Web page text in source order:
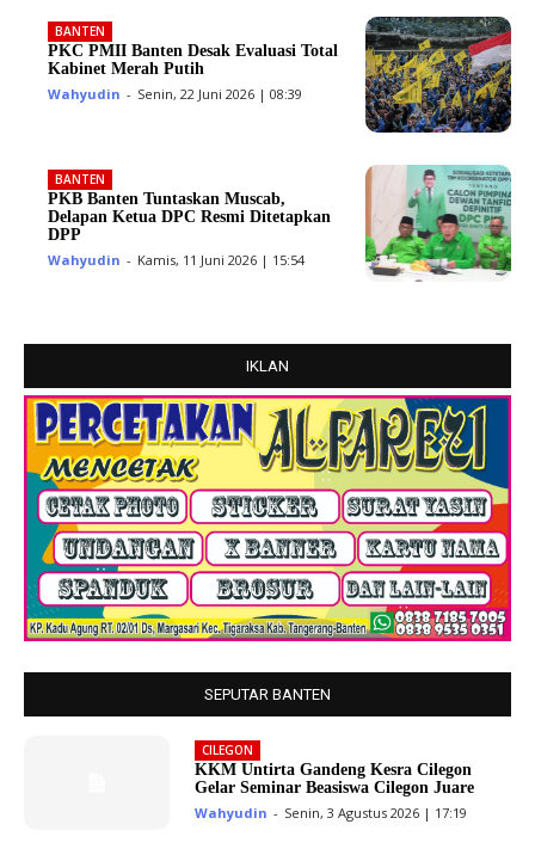
BANTEN
PKC PMII Banten Desak Evaluasi Total
Kabinet Merah Putih
Wahyudin - Senin, 22 Juni 2026 | 08:39
BANTEN
PKB Banten Tuntaskan Muscab,
Delapan Ketua DPC Resmi Ditetapkan
DPP
Wahyudin - Kamis, 11 Juni 2026 | 15:54
IKLAN
SEPUTAR BANTEN
CILEGON
KKM Untirta Gandeng Kesra Cilegon
Gelar Seminar Beasiswa Cilegon Juare
Wahyudin - Senin, 3 Agustus 2026 | 17:19